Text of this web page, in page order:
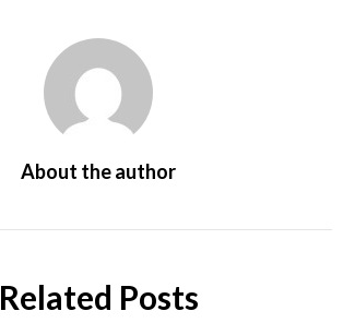
About the author
Related Posts